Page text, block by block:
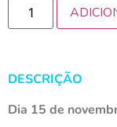
DESCRIÇÃO
Dia 15 de